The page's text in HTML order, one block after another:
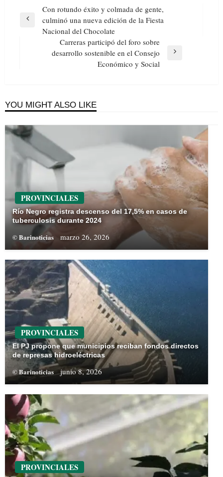
Navegación
de
entradas
Previous
Con rotundo éxito y colmada de gente,
culminó una nueva edición de la Fiesta
Nacional del Chocolate
Carreras participó del foro sobre
desarrollo sostenible en el Consejo
Económico y Social
YOU MIGHT ALSO LIKE
PROVINCIALES
Río Negro registra descenso del 17,5% en casos de
tuberculosis durante 2024
© Barinoticias marzo 26, 2026
PROVINCIALES
El PJ propone que municipios reciban fondos directos
de represas hidroeléctricas
© Barinoticias junio 8, 2026
PROVINCIALES